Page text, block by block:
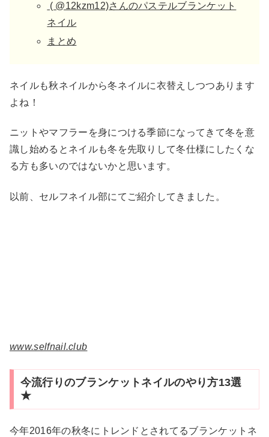
( @12kzm12)さんのパステルブランケット
ネイル
まとめ
ネイルも秋ネイルから冬ネイルに衣替えしつつあります
よね！
ニットやマフラーを身につける季節になってきて冬を意
識し始めるとネイルも冬を先取りして冬仕様にしたくな
る方も多いのではないかと思います。
以前、セルフネイル部にてご紹介してきました。
www.selfnail.club
今流行りのブランケットネイルのやり方13選
★
今年2016年の秋冬にトレンドとされてるブランケットネ